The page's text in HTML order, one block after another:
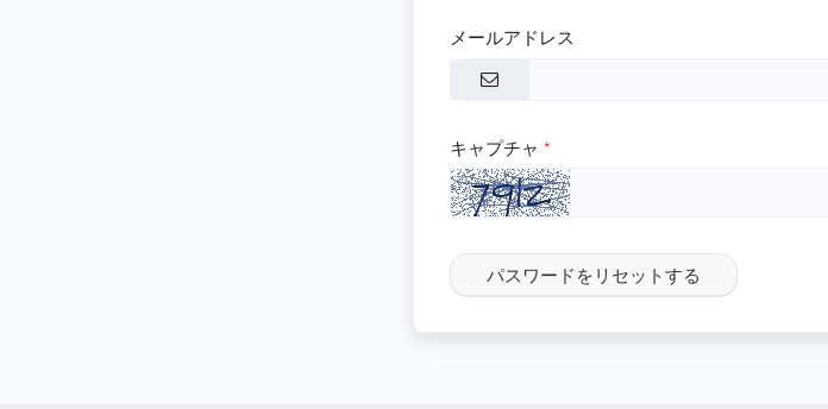
メールアドレス
キャプチャ
パスワードをリセットする